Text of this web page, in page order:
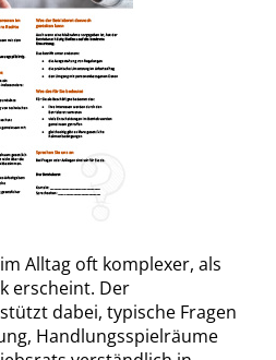
Alltag oft komplexer, als
erscheint. Der
dabei, typische Fragen
Handlungsspielräume